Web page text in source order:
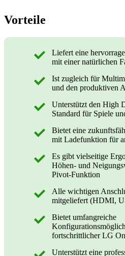
Vorteile
Liefert eine
mit einer natürlichen
Ist zugleich für
und den produktiven
Unterstützt den High
Standard für Spiele
Bietet eine
mit Ladefunktion für
Es gibt vielseitige
Höhen- und
Pivot-Funktion
Alle wichtigen
mitgeliefert (HDMI,
Bietet umfangreiche
fortschrittlicher LG
Unterstützt eine